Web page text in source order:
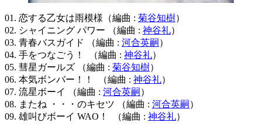
01. 恋する乙女は雨模様（編曲 : 菊谷知樹）
02. シャイニング パワー （編曲 : 神谷礼）
03. 青春バスガイド （編曲 : 河合英嗣 ）
04. 手をつなごう！ （編曲 : 神谷礼）
05. 彗星ガールズ （編曲 : 菊谷知樹）
06. 本気ボンバー！！ （編曲 : 神谷礼）
07. 流星ボーイ （編曲 : 河合英嗣 ）
08. またね ・・・のキセツ （編曲 : 河合英嗣 ）
09. 雄叫びボーイ WAO！ （編曲 : 神谷礼）